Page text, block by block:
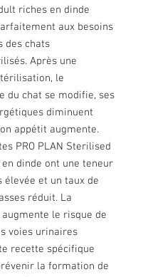
riches en dinde
aux besoins
des chats
Après une
le
du chat se modifie, ses
diminuent
appétit augmente.
PRO PLAN Sterilised
dinde ont une teneur
élevée et un taux de
réduit. La
le risque de
voies urinaires
recette spécifique
la formation de